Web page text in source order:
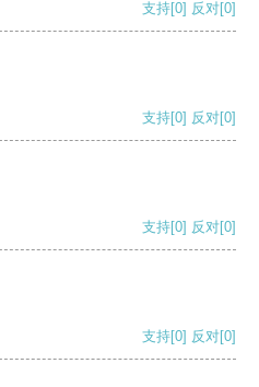
支持[0] 反对[0]
支持[0] 反对[0]
支持[0] 反对[0]
支持[0] 反对[0]